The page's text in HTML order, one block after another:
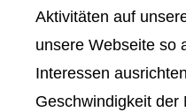
Aktivitäten auf
unsere Webseite so
Interessen
Geschwindigkeit der